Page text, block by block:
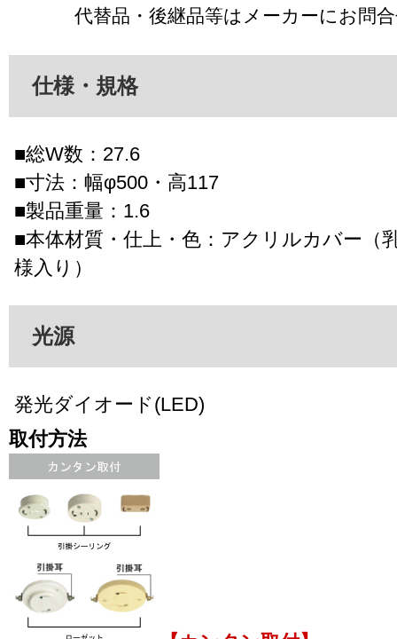
代替品・後継品等はメーカーにお問
仕様・規格
■総W数：27.6
■寸法：幅φ500・高117
■製品重量：1.6
■本体材質・仕上・色：アクリルカバー（
様入り）
光源
発光ダイオード(LED)
取付方法